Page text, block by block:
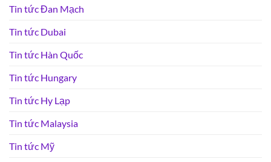
Tin tức Đan Mạch
Tin tức Dubai
Tin tức Hàn Quốc
Tin tức Hungary
Tin tức Hy Lạp
Tin tức Malaysia
Tin tức Mỹ